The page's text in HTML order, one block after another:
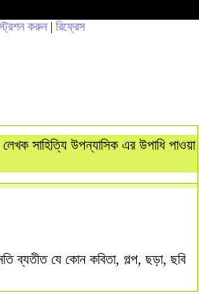
করুন | রিফ্রেস
সাহিত্যি উপন্যাসিক এর উপাধি পাওয়া
ব্যতীত যে কোন কবিতা, গল্প, ছড়া, ছবি